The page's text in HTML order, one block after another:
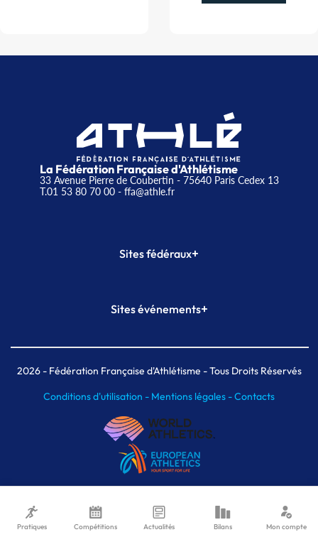
La Fédération Française d'Athlétisme
33 Avenue Pierre de Coubertin - 75640 Paris Cedex 13
T.01 53 80 70 00- ffa@athle.fr
Sites fédéraux+
Plateforme Formation
Sites événements+
Meeting de Paris indoor
MAIF Ekiden de Paris
2026- Fédération Française d'Athlétisme - Tous Droits Réservés
Conditions d'utilisation - Mentions légales -Contacts
Pratiques Compétitions Actualités Bilans Mon compte